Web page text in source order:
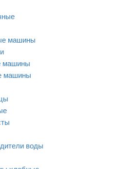
машины
машины
машины
воды